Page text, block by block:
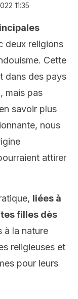
11:35
deux religions
Cette
dans des pays
mais pas
savoir plus
nous
attirer
liées à
filles dès
à la nature
religieuses et
pour leurs